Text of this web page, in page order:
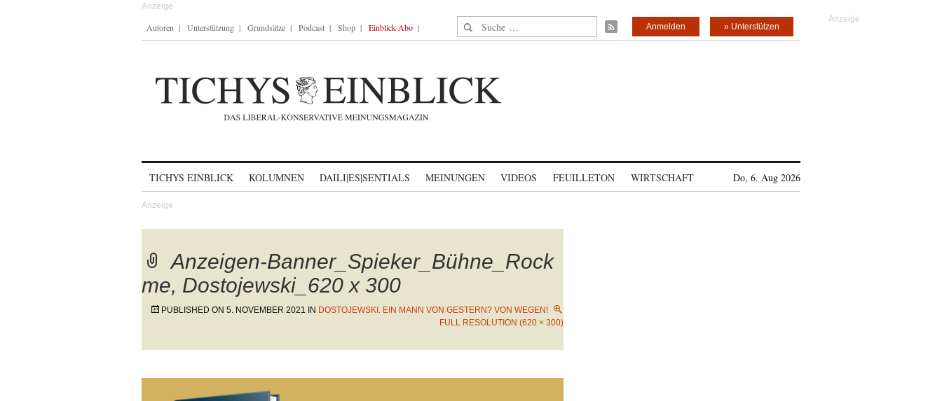
Autoren Unterstützung Grundsätze Podcast Shop Einblick-Abo Suche nach: » Unterstützen
Anmelden
TICHYS EINBLICK KOLUMNEN DAILI|ES|SENTIALS MEINUNGEN VIDEOS FEUILLETON WIRTSCHAFT Do, 6. Aug 2026
Anzeigen-Banner_Spieker_Bühne_Rock
me, Dostojewski_620 x 300
PUBLISHED ON 5. NOVEMBER 2021 IN DOSTOJEWSKI. EIN MANN VON GESTERN? VON WEGEN!
FULL RESOLUTION (620 × 300)